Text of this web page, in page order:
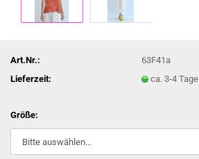
Art.Nr.:
63F41a
Lieferzeit:
ca. 3-4 Tage
Größe: